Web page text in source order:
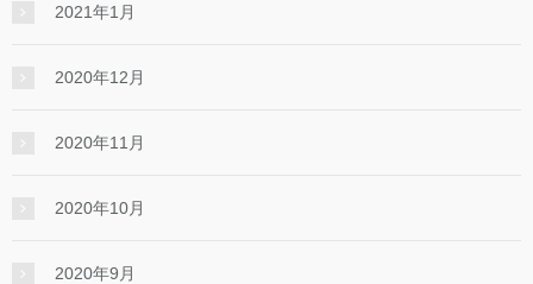
2021年1月
2020年12月
2020年11月
2020年10月
2020年9月